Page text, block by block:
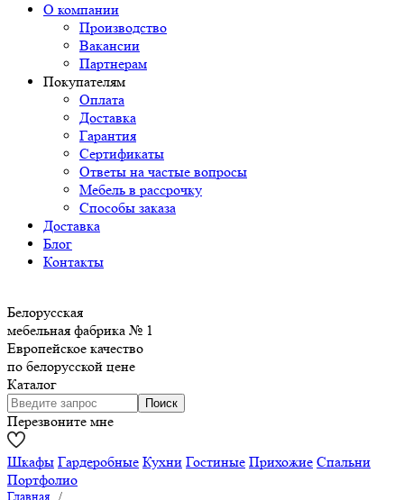
О компании
Производство
Вакансии
Партнерам
Покупателям
Оплата
Доставка
Гарантия
Сертификаты
Ответы на частые вопросы
Мебель в рассрочку
Способы заказа
Доставка
Блог
Контакты
Белорусская
мебельная фабрика № 1
Европейское качество
по белорусской цене
Каталог
Перезвоните мне
Шкафы Гардеробные Кухни Гостиные Прихожие Спальни
Портфолио
Главная /